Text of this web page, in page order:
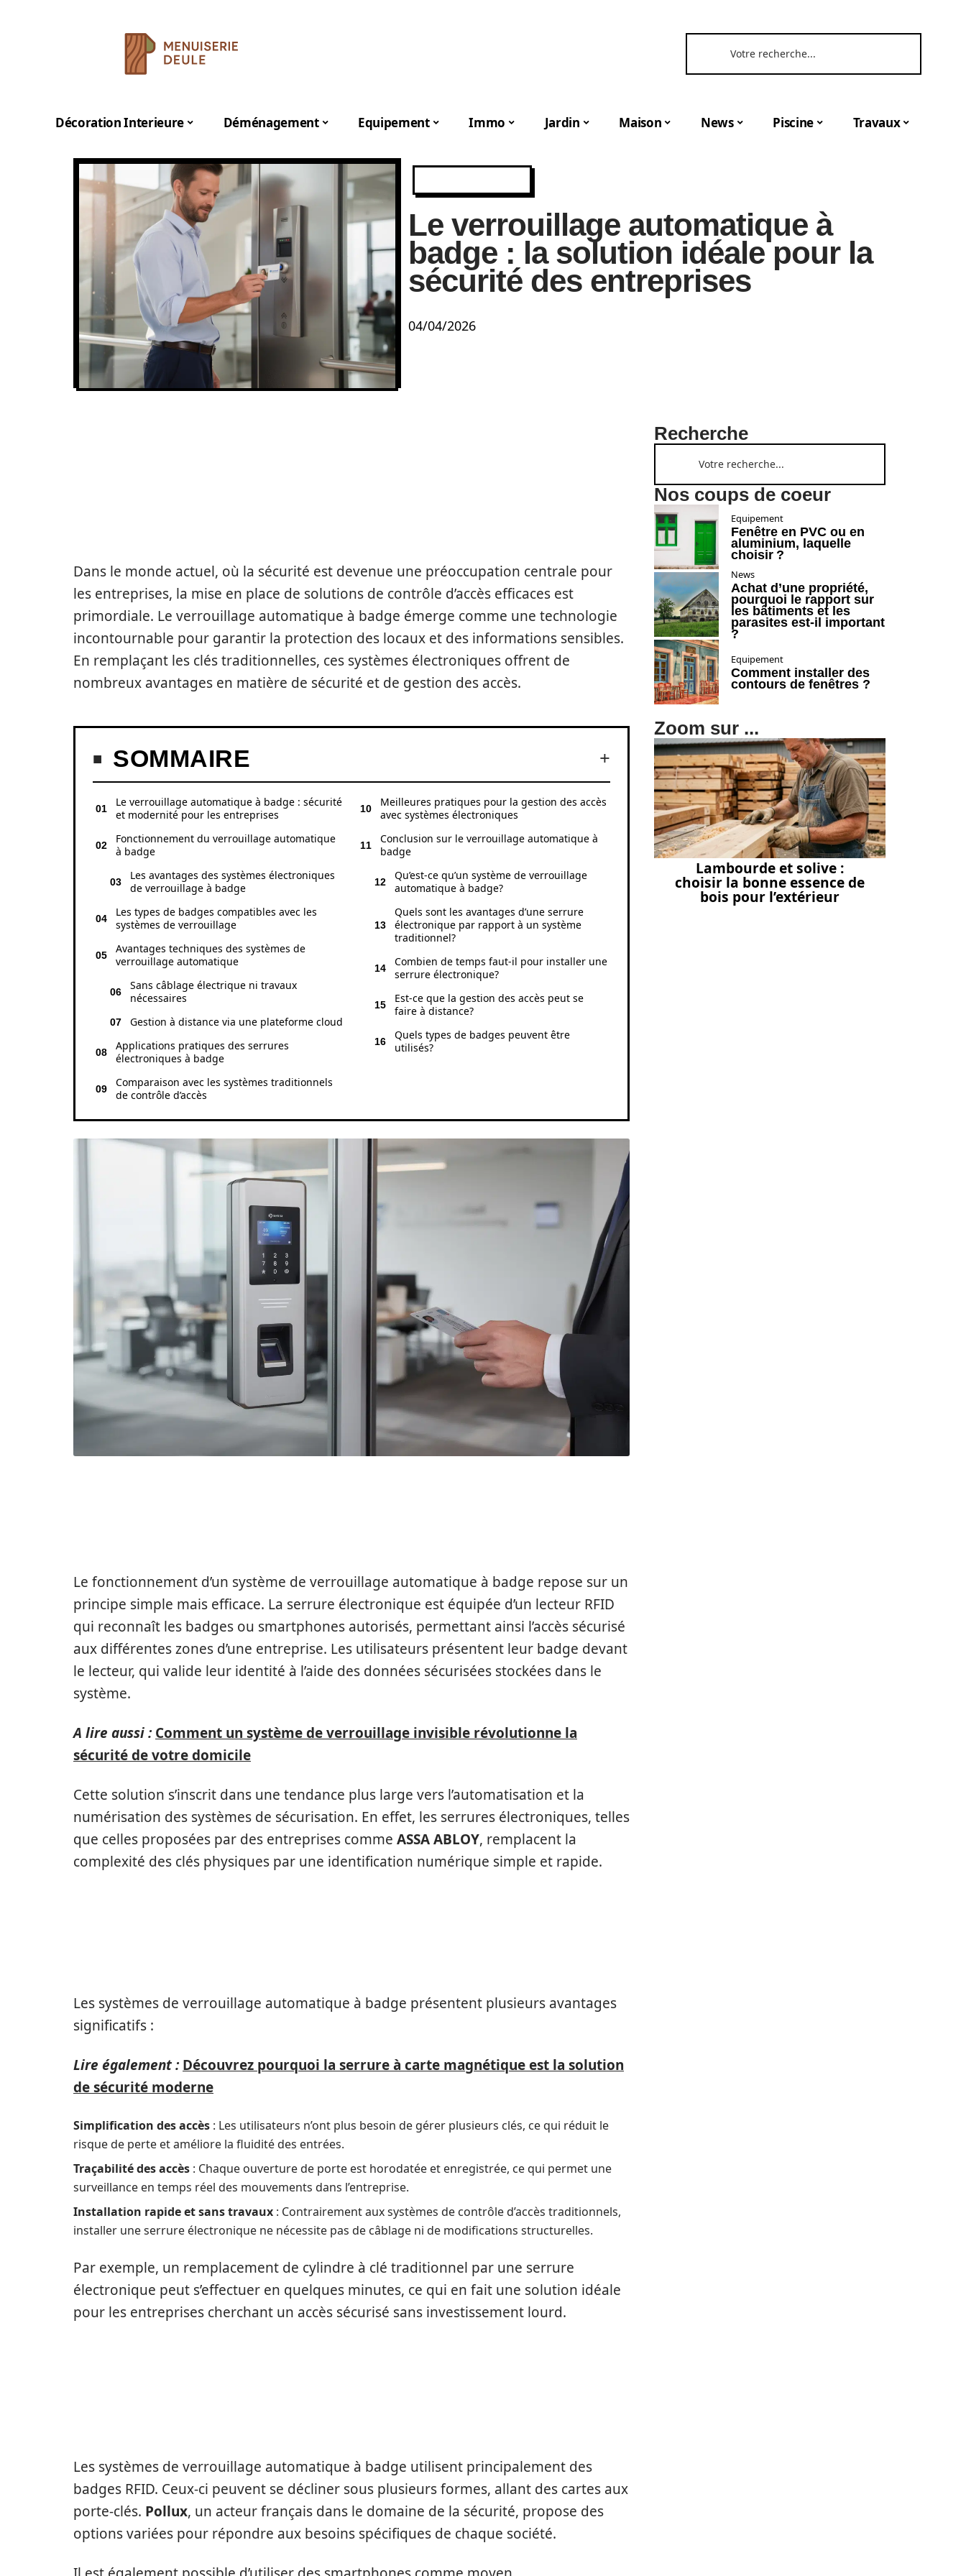
Décoration Interieure Déménagement Equipement Immo Jardin Maison News Piscine Travaux
Le verrouillage automatique à
badge : la solution idéale pour la
sécurité des entreprises
04/04/2026
Dans le monde actuel, où la sécurité est devenue une préoccupation centrale pour
les entreprises, la mise en place de solutions de contrôle d’accès efficaces est
primordiale. Le verrouillage automatique à badge émerge comme une technologie
incontournable pour garantir la protection des locaux et des informations sensibles.
En remplaçant les clés traditionnelles, ces systèmes électroniques offrent de
nombreux avantages en matière de sécurité et de gestion des accès.
SOMMAIRE
Le verrouillage automatique à badge : sécurité
et modernité pour les entreprises
Fonctionnement du verrouillage automatique
à badge
Les avantages des systèmes électroniques
de verrouillage à badge
Les types de badges compatibles avec les
systèmes de verrouillage
Avantages techniques des systèmes de
verrouillage automatique
Sans câblage électrique ni travaux
nécessaires
Gestion à distance via une plateforme cloud
Applications pratiques des serrures
électroniques à badge
Comparaison avec les systèmes traditionnels
de contrôle d’accès
Meilleures pratiques pour la gestion des accès
avec systèmes électroniques
Conclusion sur le verrouillage automatique à
badge
Qu’est-ce qu’un système de verrouillage
automatique à badge?
Quels sont les avantages d’une serrure
électronique par rapport à un système
traditionnel?
Combien de temps faut-il pour installer une
serrure électronique?
Est-ce que la gestion des accès peut se
faire à distance?
Quels types de badges peuvent être
utilisés?
Le fonctionnement d’un système de verrouillage automatique à badge repose sur un
principe simple mais efficace. La serrure électronique est équipée d’un lecteur RFID
qui reconnaît les badges ou smartphones autorisés, permettant ainsi l’accès sécurisé
aux différentes zones d’une entreprise. Les utilisateurs présentent leur badge devant
le lecteur, qui valide leur identité à l’aide des données sécurisées stockées dans le
système.
A lire aussi : Comment un système de verrouillage invisible révolutionne la
sécurité de votre domicile
Cette solution s’inscrit dans une tendance plus large vers l’automatisation et la
numérisation des systèmes de sécurisation. En effet, les serrures électroniques, telles
que celles proposées par des entreprises comme ASSA ABLOY, remplacent la
complexité des clés physiques par une identification numérique simple et rapide.
Les systèmes de verrouillage automatique à badge présentent plusieurs avantages
significatifs :
Lire également : Découvrez pourquoi la serrure à carte magnétique est la solution
de sécurité moderne
Simplification des accès : Les utilisateurs n’ont plus besoin de gérer plusieurs clés, ce qui réduit le
risque de perte et améliore la fluidité des entrées.
Traçabilité des accès : Chaque ouverture de porte est horodatée et enregistrée, ce qui permet une
surveillance en temps réel des mouvements dans l’entreprise.
Installation rapide et sans travaux : Contrairement aux systèmes de contrôle d’accès traditionnels,
installer une serrure électronique ne nécessite pas de câblage ni de modifications structurelles.
Par exemple, un remplacement de cylindre à clé traditionnel par une serrure
électronique peut s’effectuer en quelques minutes, ce qui en fait une solution idéale
pour les entreprises cherchant un accès sécurisé sans investissement lourd.
Les systèmes de verrouillage automatique à badge utilisent principalement des
badges RFID. Ceux-ci peuvent se décliner sous plusieurs formes, allant des cartes aux
porte-clés. Pollux, un acteur français dans le domaine de la sécurité, propose des
options variées pour répondre aux besoins spécifiques de chaque société.
Recherche
Nos coups de coeur
Equipement
Fenêtre en PVC ou en
aluminium, laquelle
choisir ?
News
Achat d’une propriété,
pourquoi le rapport sur
les bâtiments et les
parasites est-il important
?
Equipement
Comment installer des
contours de fenêtres ?
Zoom sur ...
Lambourde et solive :
choisir la bonne essence de
bois pour l’extérieur